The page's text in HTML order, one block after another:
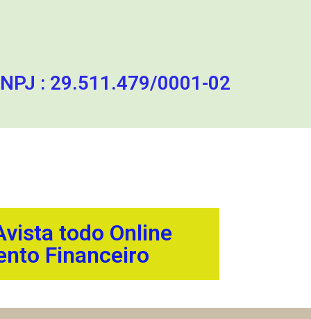
: 29.511.479/0001-02
todo Online
Financeiro